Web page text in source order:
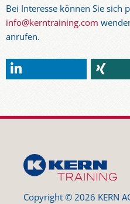
Bei Interesse können Sie sich
info@kerntraining.com
anrufen.
Copyright © 2026 KERN